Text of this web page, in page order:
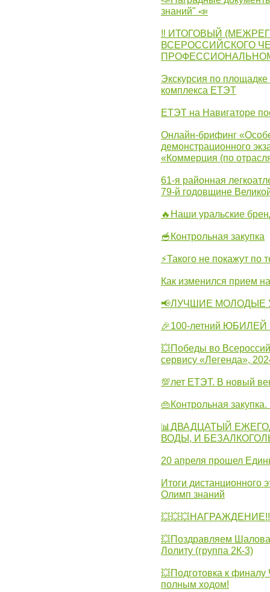
знаний" 📣
‼ ИТОГОВЫЙ
ВСЕРОССИЙСКОГО
Экскурсия по
комплекса ЕТЭТ
ЕТЭТ на Навигаторе
Онлайн-брифинг
демонстрационного
«Коммерция (по
61-я районная
79-й годовщине
🔥Наши уральские
🥣Контрольная закупка
⚡Такого не покажут по
Как изменился прием
📢ЛУЧШИЕ МОЛОДЫЕ
🎉100-летний ЮБИЛЕЙ
💥Победы во
сервису «Легенда»,
💯лет ЕТЭТ. В новый
👜Контрольная
📊ДВАДЦАТЫЙ
ВОДЫ, И
20 апреля прошел
Итоги дистанционного
Олимп знаний
💥Поздравляем
Лолиту (группа 2К-3)
💥Подготовка к
полным ходом!